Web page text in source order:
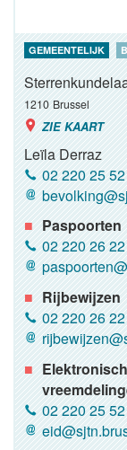
GEMEENTELIJK
1210 Brussel
ZIE KAART
Leïla Derraz
02 220 25 52
Paspoorten
02 220 26 22
Rijbewijzen
02 220 26 22
02 220 25 52